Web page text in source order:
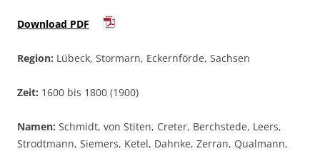
Download PDF
Region: Lübeck, Stormarn, Eckernförde, Sachsen
Zeit: 1600 bis 1800 (1900)
Namen: Schmidt, von Stiten, Creter, Berchstede, Leers,
Strodtmann, Siemers, Ketel, Dahnke, Zerran, Qualmann,